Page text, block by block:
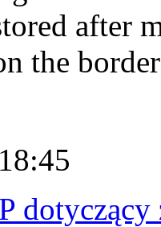
after
the
dotyczący